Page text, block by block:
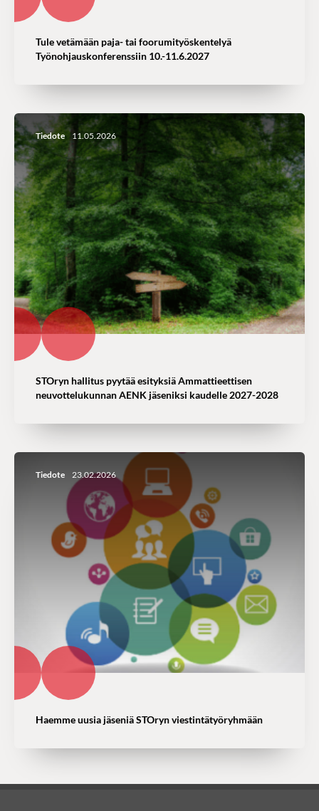
Tule vetämään paja- tai foorumityöskentelyä
Työnohjauskonferenssiin 10.-11.6.2027
Tiedote 11.05.2026
STOryn hallitus pyytää esityksiä Ammattieettisen
neuvottelukunnan AENK jäseniksi kaudelle 2027-2028
Tiedote 23.02.2026
Haemme uusia jäseniä STOryn viestintätyöryhmään